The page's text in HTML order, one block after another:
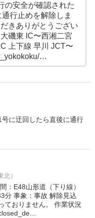
の安全が確認された
行止めを解除しま
きありがとうござい
磯東 IC〜西湘二宮
上下線 早川 JCT〜
…
に迂回したら直後に通行
）
：E48山形道（下り線）
分 事象：事故 解除見込
ておりません。 作業状況